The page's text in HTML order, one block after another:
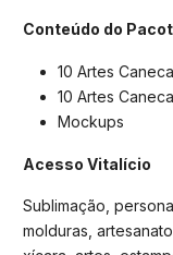
Conteúdo do
10 Artes
10 Artes
Mockups
Acesso Vitalício
Sublimação,
molduras,